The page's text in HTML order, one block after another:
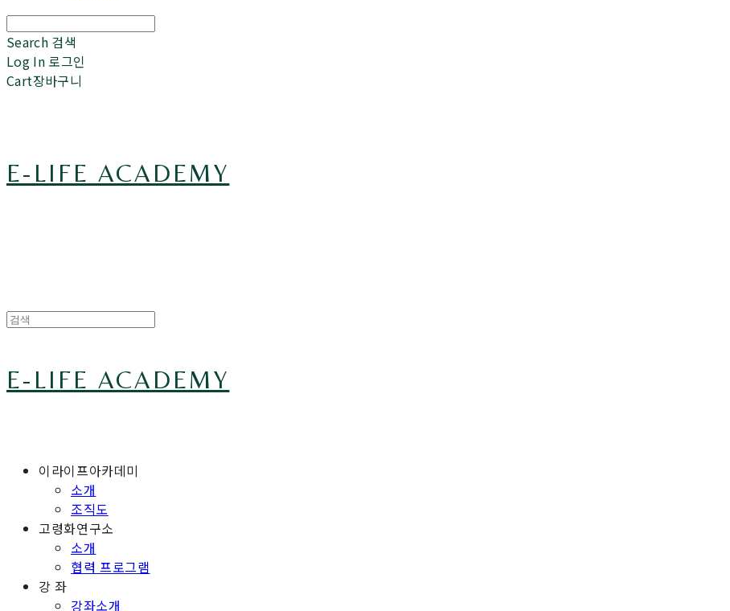
Search 검색
Log In 로그인
Cart장바구니
E-LIFE ACADEMY
E-LIFE ACADEMY
이라이프아카데미
소개
조직도
고령화연구소
소개
협력 프로그램
강 좌
강좌소개